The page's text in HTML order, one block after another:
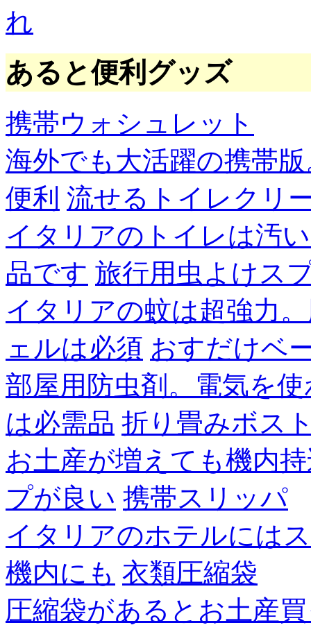
れ
あると便利グッズ
携帯ウォシュレット
海外でも大活躍の携帯
便利 流せるトイレクリ
イタリアのトイレは汚
品です 旅行用虫よけス
イタリアの蚊は超強力
ェルは必須 おすだけベ
部屋用防虫剤。電気を
は必需品 折り畳みボス
お土産が増えても機内
プが良い 携帯スリッパ
イタリアのホテルには
機内にも 衣類圧縮袋
圧縮袋があるとお土産